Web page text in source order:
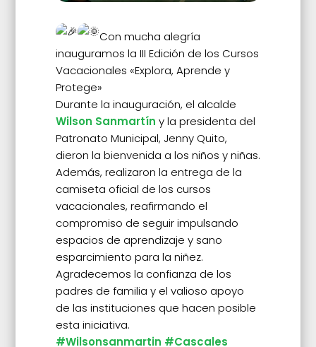
Con mucha alegría
inauguramos la III Edición de los Cursos
Vacacionales «Explora, Aprende y
Protege»
Durante la inauguración, el alcalde
Wilson Sanmartín y la presidenta del
Patronato Municipal, Jenny Quito,
dieron la bienvenida a los niños y niñas.
Además, realizaron la entrega de la
camiseta oficial de los cursos
vacacionales, reafirmando el
compromiso de seguir impulsando
espacios de aprendizaje y sano
esparcimiento para la niñez.
Agradecemos la confianza de los
padres de familia y el valioso apoyo
de las instituciones que hacen posible
esta iniciativa.
#Wilsonsanmartin #Cascales